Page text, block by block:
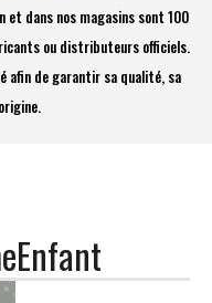
dans nos magasins sont 100
ou distributeurs officiels.
afin de garantir sa qualité, sa
Enfant